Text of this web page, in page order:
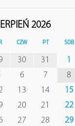
2026
CZW PT SOB
30 31 1
6 7 8
13 14 15
20 21 22
27 28 29